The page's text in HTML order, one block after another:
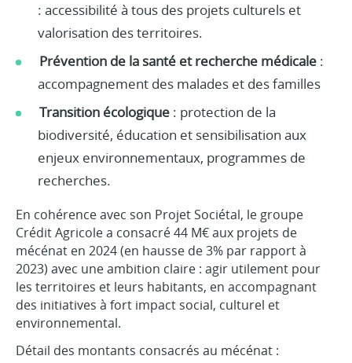
: accessibilité à tous des projets culturels et
valorisation des territoires.
Prévention de la santé et recherche médicale :
accompagnement des malades et des familles
Transition écologique : protection de la
biodiversité, éducation et sensibilisation aux
enjeux environnementaux, programmes de
recherches.
En cohérence avec son Projet Sociétal, le groupe
Crédit Agricole a consacré 44 M€ aux projets de
mécénat en 2024 (en hausse de 3% par rapport à
2023) avec une ambition claire : agir utilement pour
les territoires et leurs habitants, en accompagnant
des initiatives à fort impact social, culturel et
environnemental.
Détail des montants consacrés au mécénat :